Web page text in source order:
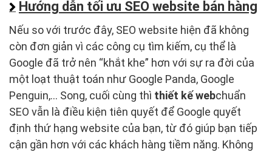
Hướng dẫn tối ưu SEO website bán hàng
Nếu so với trước đây, SEO website hiện đã không
còn đơn giản vì các công cụ tìm kiếm, cụ thể là
Google đã trở nên “khắt khe” hơn với sự ra đời của
một loạt thuật toán như Google Panda, Google
Penguin,… Song, cuối cùng thì thiết kế webchuẩn
SEO vẫn là điều kiện tiên quyết để Google quyết
định thứ hạng website của bạn, từ đó giúp bạn tiếp
cận gần hơn với các khách hàng tiềm năng. Không